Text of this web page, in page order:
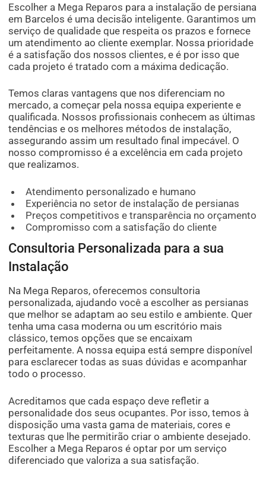
Escolher a Mega Reparos para a instalação de persiana
em Barcelos é uma decisão inteligente. Garantimos um
serviço de qualidade que respeita os prazos e fornece
um atendimento ao cliente exemplar. Nossa prioridade
é a satisfação dos nossos clientes, e é por isso que
cada projeto é tratado com a máxima dedicação.
Temos claras vantagens que nos diferenciam no
mercado, a começar pela nossa equipa experiente e
qualificada. Nossos profissionais conhecem as últimas
tendências e os melhores métodos de instalação,
assegurando assim um resultado final impecável. O
nosso compromisso é a excelência em cada projeto
que realizamos.
Atendimento personalizado e humano
Experiência no setor de instalação de persianas
Preços competitivos e transparência no orçamento
Compromisso com a satisfação do cliente
Consultoria Personalizada para a sua
Instalação
Na Mega Reparos, oferecemos consultoria
personalizada, ajudando você a escolher as persianas
que melhor se adaptam ao seu estilo e ambiente. Quer
tenha uma casa moderna ou um escritório mais
clássico, temos opções que se encaixam
perfeitamente. A nossa equipa está sempre disponível
para esclarecer todas as suas dúvidas e acompanhar
todo o processo.
Acreditamos que cada espaço deve refletir a
personalidade dos seus ocupantes. Por isso, temos à
disposição uma vasta gama de materiais, cores e
texturas que lhe permitirão criar o ambiente desejado.
Escolher a Mega Reparos é optar por um serviço
diferenciado que valoriza a sua satisfação.